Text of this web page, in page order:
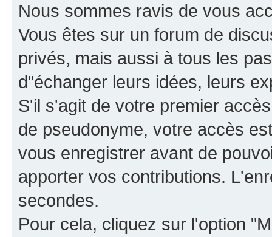
Nous sommes ravis de vous
Vous êtes sur un forum de
privés, mais aussi à tous les
d"échanger leurs idées, leurs
S'il s'agit de votre premier
de pseudonyme, votre accès
vous enregistrer avant de
apporter vos contributions.
secondes.
Pour cela, cliquez sur l'option